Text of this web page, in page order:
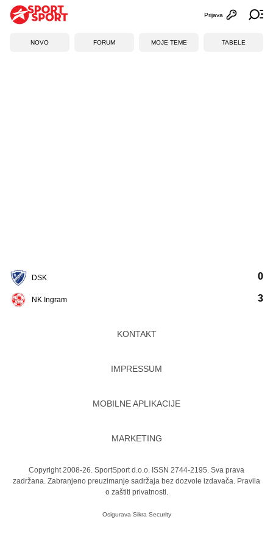
Otvori
Prijava
NOVO FORUM MOJE TEME TABELE
DSK
NK Ingram
0
3
KONTAKT
IMPRESSUM
MOBILNE APLIKACIJE
MARKETING
Copyright 2008-26. SportSport d.o.o. ISSN 2744-2195. Sva prava
zadržana. Zabranjeno preuzimanje sadržaja bez dozvole izdavača. Pravila
o zaštiti privatnosti.
Osigurava Sikra Security